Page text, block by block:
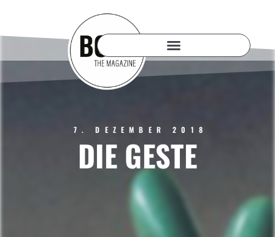
7. DEZEMBER 2018
DIE GESTE